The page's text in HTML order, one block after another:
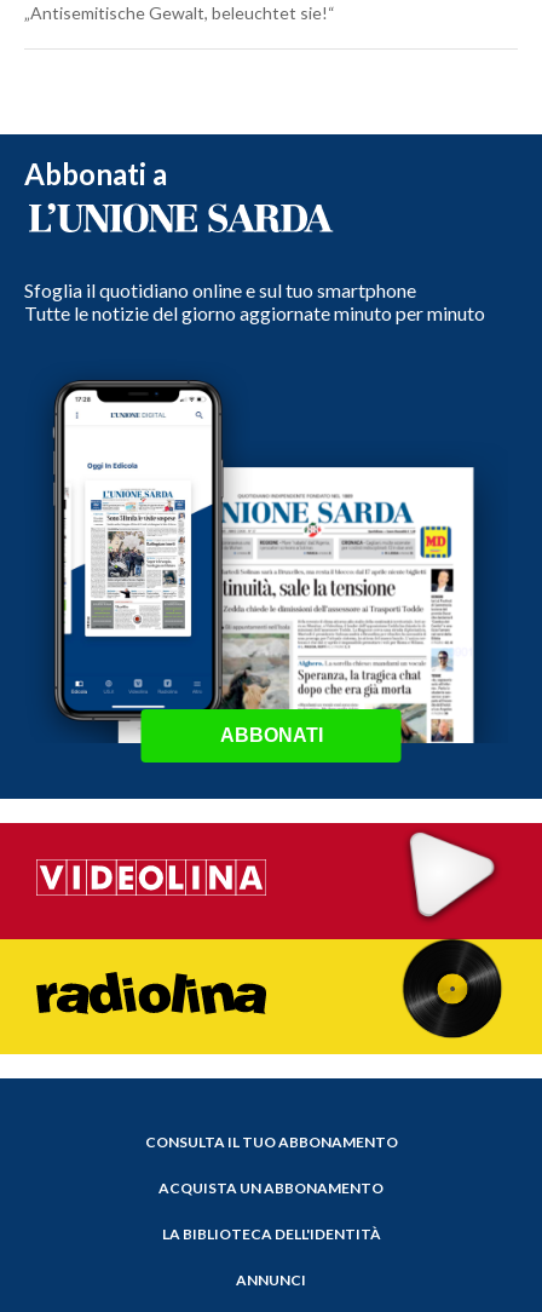
„Antisemitische Gewalt, beleuchtet sie!“
Abbonati a
Sfoglia il quotidiano online e sul tuo smartphone
Tutte le notizie del giorno aggiornate minuto per minuto
ABBONATI
CONSULTA IL TUO ABBONAMENTO
ACQUISTA UN ABBONAMENTO
LA BIBLIOTECA DELL'IDENTITÀ
ANNUNCI